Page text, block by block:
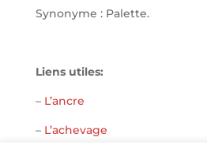
Synonyme : Palette.
Liens utiles:
– L’ancre
– L’achevage